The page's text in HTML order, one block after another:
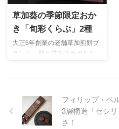
草加葵の季節限定おか
き「旬彩くらぶ」2種
大正5年創業の老舗草加煎餅ブ
ランド。和と洋をコラボした
カジュアルなお菓子が目白押
試しください。
フィリップ・ベ
3層構造「セシ
さ！